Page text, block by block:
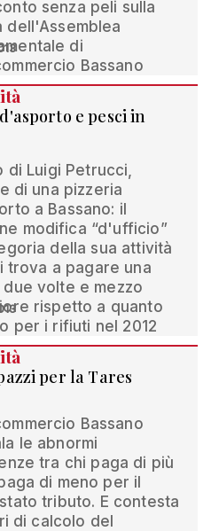
senza peli sulla
dell'Assemblea
di
Bassano
e pesci in
di Luigi Petrucci,
di una pizzeria
a Bassano: il
modifica “d'ufficio”
della sua attività
trova a pagare una
due volte e mezzo
rispetto a quanto
per i rifiuti nel 2012
per la Tares
Bassano
le abnormi
tra chi paga di più
di meno per il
tributo. E contesta
di calcolo del